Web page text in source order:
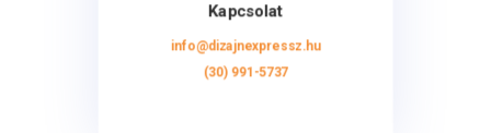
Kapcsolat
info@dizajnexpressz.hu
(30) 991-5737